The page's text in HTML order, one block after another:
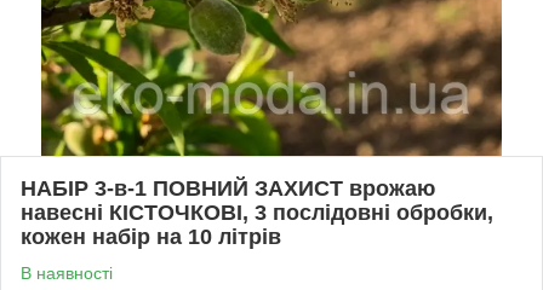
НАБІР 3-в-1 ПОВНИЙ ЗАХИСТ врожаю
навесні КІСТОЧКОВІ, 3 послідовні обробки,
кожен набір на 10 літрів
В наявності